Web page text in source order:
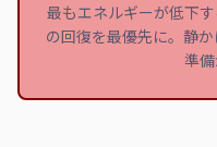
最もエネルギーが低下
の回復を最優先に。静
準備